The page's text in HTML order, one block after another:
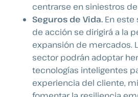
centrarse en siniestros
Seguros de Vida. En
de acción se dirigirá a la
expansión de mercados.
sector podrán adoptar
tecnologías inteligentes
experiencia del cliente,